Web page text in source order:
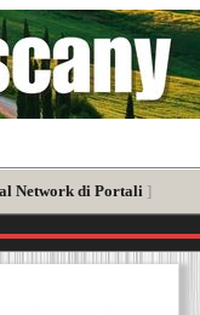
Network di Portali ]